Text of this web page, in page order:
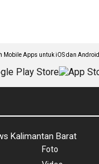
Mobile Apps untuk iOS dan Android
Kalimantan Barat
Foto